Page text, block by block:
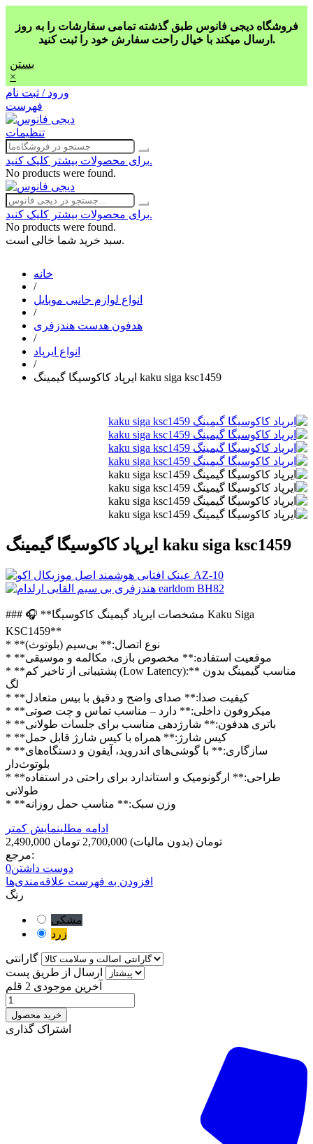
فروشگاه دیجی فانوس طبق گذشته تمامی سفارشات را به روز
ارسال میکند با خیال راحت سفارش خود را ثبت کنید.
بستن
×
ورود / ثبت نام
فهرست
تنظیمات
برای محصولات بیشتر کلیک کنید.
No products were found.
برای محصولات بیشتر کلیک کنید.
No products were found.
سبد خرید شما خالی است.
خانه
/
انواع لوازم جانبی موبایل
/
هدفون هدست هندزفری
/
انواع ایرپاد
/
ایرپاد کاکوسیگا گیمینگ kaku siga ksc1459
ایرپاد کاکوسیگا گیمینگ kaku siga ksc1459
### 🎧 **مشخصات ایرپاد گیمینگ کاکوسیگا Kaku Siga
KSC1459**
* **نوع اتصال:** بی‌سیم (بلوتوث)
* **موقعیت استفاده:** مخصوص بازی، مکالمه و موسیقی
* **پشتیبانی از تاخیر کم (Low Latency):** مناسب گیمینگ بدون
لگ
* **کیفیت صدا:** صدای واضح و دقیق با بیس متعادل
* **میکروفون داخلی:** دارد – مناسب تماس و چت صوتی
* **باتری هدفون:** شارژدهی مناسب برای جلسات طولانی
* **کیس شارژ:** همراه با کیس شارژ قابل حمل
* **سازگاری:** با گوشی‌های اندروید، آیفون و دستگاه‌های
بلوتوث‌دار
* **طراحی:** ارگونومیک و استاندارد برای راحتی در استفاده
طولانی
* **وزن سبک:** مناسب حمل روزانه
ادامه مطلبنمایش کمتر
2,490,000 تومان (بدون مالیات) 2,700,000 تومان
مرجع:
دوست داشتن0
افزودن به فهرست علاقه‌مندی‌ها
رنگ
مشکی
زرد
گارانتی
ارسال از طریق پست
آخرین موجودی 2 قلم
خرید محصول
اشتراک گذاری